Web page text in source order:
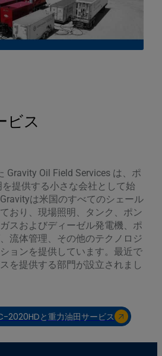
ビス
Gravity Oil Field Services は、ポ
提供する小さな会社として始
は米国のすべてのシェール
おり、現場照明、タンク、ポン
スおよびディーゼル発電機、ポ
流体管理、その他のテクノロジ
ョンを提供しています。最近で
を提供する部門が設立されまし
2020HDと重力油田サービス